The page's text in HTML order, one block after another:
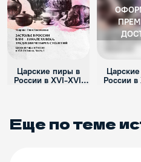
Царские пиры в
России в XVI-XVII
России в
Еще по теме